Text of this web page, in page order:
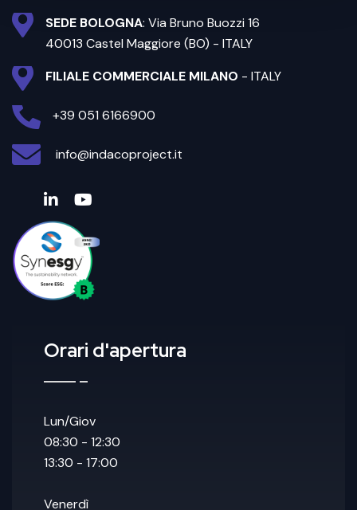
Orari d'apertura
Lun/Giov
08:30 - 12:30
13:30 - 17:00
Venerdì
SEDE BOLOGNA: Via Bruno Buozzi 16
40013 Castel Maggiore (BO) - ITALY
FILIALE COMMERCIALE MILANO - ITALY
+39 051 6166900
info@indacoproject.it